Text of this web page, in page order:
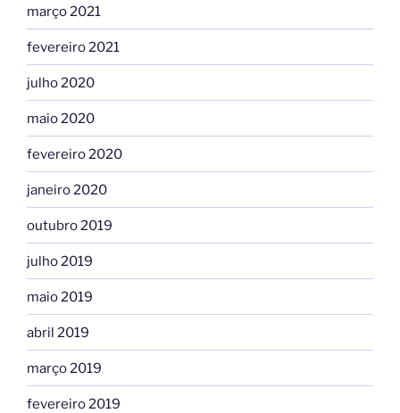
março 2021
fevereiro 2021
julho 2020
maio 2020
fevereiro 2020
janeiro 2020
outubro 2019
julho 2019
maio 2019
abril 2019
março 2019
fevereiro 2019